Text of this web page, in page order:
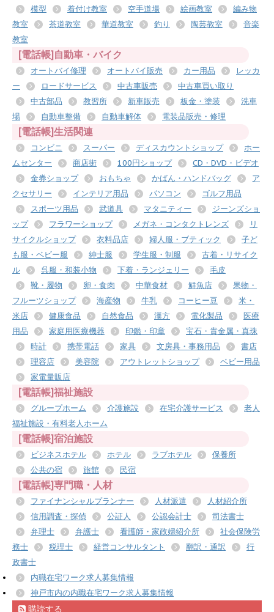
模型
着付け教室 空手道場 絵画教室
編み物
教室
茶道教室 華道教室 釣り 陶芸教室
音楽
教室
[電話帳]自動車・バイク
オートバイ修理 オートバイ販売 カー用品
レッカ
ー
ロードサービス 中古車販売
中古車買い取り
中古部品
教習所 新車販売 板金・塗装
洗車
場
自動車整備 自動車解体 電装品販売・修理
[電話帳]生活関連
コンビニ スーパー ディスカウントショップ
ホー
ムセンター
商店街 100円ショップ
CD・DVD・ビデオ
金券ショップ
おもちゃ かばん・ハンドバッグ
ア
クセサリー
インテリア用品 パソコン
ゴルフ用品
スポーツ用品
武道具 マタニティー
ジーンズショ
ップ
フラワーショップ メガネ・コンタクトレンズ
リ
サイクルショップ
衣料品店 婦人服・ブティック
子ど
も服・ベビー服
紳士服 学生服・制服
古着・リサイク
ル
呉服・和装小物 下着・ランジェリー
毛皮
靴・履物
卵・食肉 中華食材 鮮魚店
果物・
フルーツショップ
海産物 牛乳 コーヒー豆
米・
米店
健康食品 自然食品 漢方 電化製品
医療
用品
家庭用医療機器 印鑑・印章
宝石・貴金属・真珠
時計
携帯電話 家具 文房具・事務用品
書店
理容店
美容院 アウトレットショップ
ベビー用品
家電量販店
[電話帳]福祉施設
グループホーム 介護施設 在宅介護サービス
老人
福祉施設・有料老人ホーム
[電話帳]宿泊施設
ビジネスホテル ホテル ラブホテル
保養所
公共の宿
旅館 民宿
[電話帳]専門職・人材
ファイナンシャルプランナー 人材派遣
人材紹介所
信用調査・探偵
公証人 公認会計士
司法書士
弁理士
弁護士 看護師・家政婦紹介所
社会保険労
務士
税理士 経営コンサルタント 翻訳・通訳
行
政書士
内職在宅ワーク求人募集情報
神戸市内の内職在宅ワーク求人募集情報
購読する